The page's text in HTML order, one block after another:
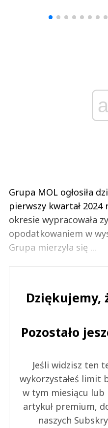
Grupa MOL ogłosiła
pierwszy kwartał
okresie wypracowała
opodatkowaniem w
Grupa mierzyła się ...
Dziękujemy,
Pozostało
Jeśli widzisz ten
wykorzystałeś limit
w tym miesiącu lub
artykuł premium,
naszych